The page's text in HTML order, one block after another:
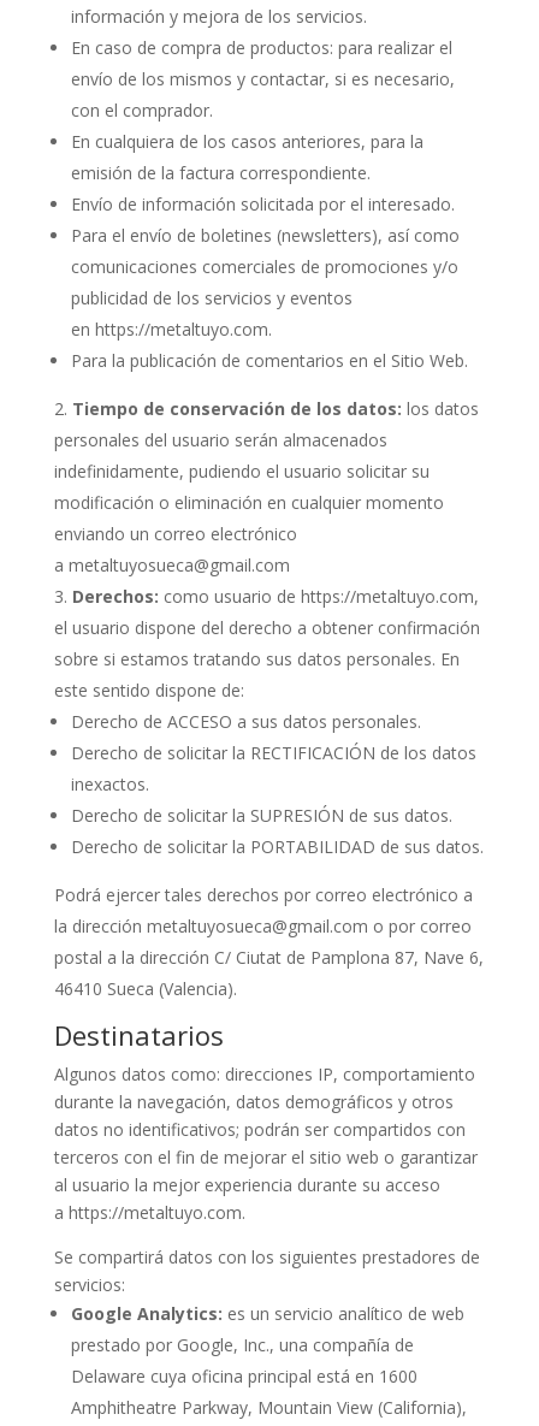
información y mejora de los servicios.
En caso de compra de productos: para realizar el
envío de los mismos y contactar, si es necesario,
con el comprador.
En cualquiera de los casos anteriores, para la
emisión de la factura correspondiente.
Envío de información solicitada por el interesado.
Para el envío de boletines (newsletters), así como
comunicaciones comerciales de promociones y/o
publicidad de los servicios y eventos
en https://metaltuyo.com.
Para la publicación de comentarios en el Sitio Web.
Tiempo de conservación de los datos: los datos
personales del usuario serán almacenados
indefinidamente, pudiendo el usuario solicitar su
modificación o eliminación en cualquier momento
enviando un correo electrónico
a metaltuyosueca@gmail.com
Derechos: como usuario de https://metaltuyo.com,
el usuario dispone del derecho a obtener confirmación
sobre si estamos tratando sus datos personales. En
este sentido dispone de:
Derecho de ACCESO a sus datos personales.
Derecho de solicitar la RECTIFICACIÓN de los datos
inexactos.
Derecho de solicitar la SUPRESIÓN de sus datos.
Derecho de solicitar la PORTABILIDAD de sus datos.
Podrá ejercer tales derechos por correo electrónico a
la dirección metaltuyosueca@gmail.com o por correo
postal a la dirección C/ Ciutat de Pamplona 87, Nave 6,
46410 Sueca (Valencia).
Destinatarios
Algunos datos como: direcciones IP, comportamiento
durante la navegación, datos demográficos y otros
datos no identificativos; podrán ser compartidos con
terceros con el fin de mejorar el sitio web o garantizar
al usuario la mejor experiencia durante su acceso
a https://metaltuyo.com.
Se compartirá datos con los siguientes prestadores de
servicios:
Google Analytics: es un servicio analítico de web
prestado por Google, Inc., una compañía de
Delaware cuya oficina principal está en 1600
Amphitheatre Parkway, Mountain View (California),